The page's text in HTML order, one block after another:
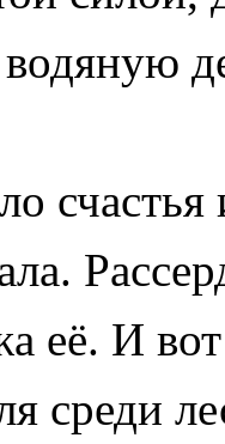
счастья
её. И
среди